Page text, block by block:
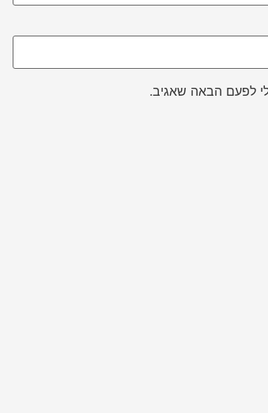
לפעם הבאה שאגיב.